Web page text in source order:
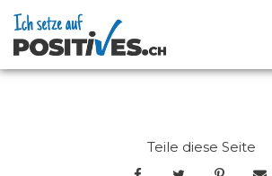
Teile diese Seite